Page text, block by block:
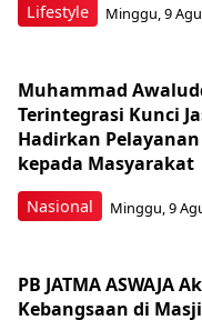
Lifestyle Minggu, 9
Nasional
Muhammad
Terintegrasi Kunci
Hadirkan
kepada Masyarakat
Minggu, 9
PB JATMA ASWAJA
Kebangsaan di